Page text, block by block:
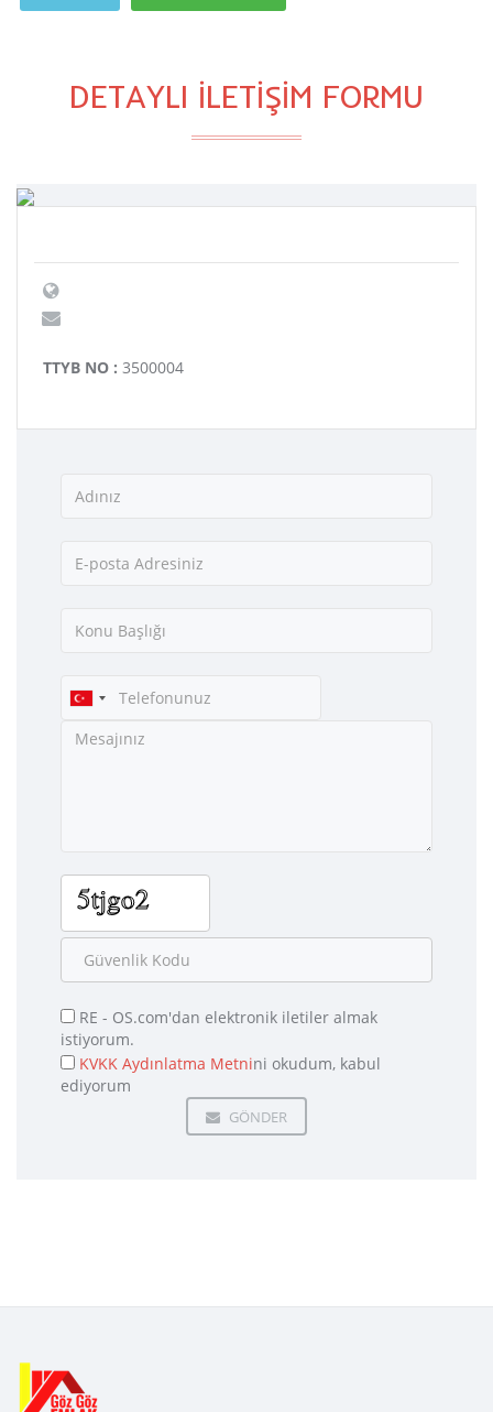
DETAYLI İLETİŞİM FORMU
TTYB NO : 3500004
RE - OS.com'dan elektronik iletiler almak
istiyorum.
KVKK Aydınlatma Metnini okudum, kabul
ediyorum
GÖNDER